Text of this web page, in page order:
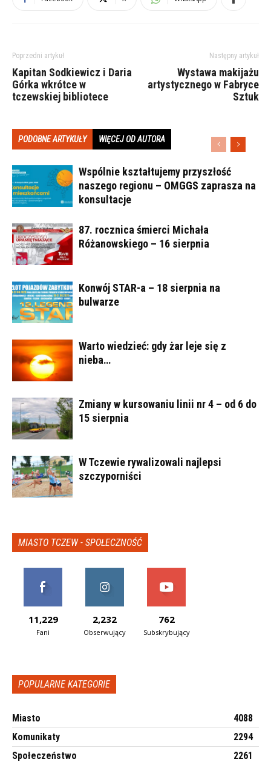
Poprzedni artykuł
Kapitan Sodkiewicz i Daria
Górka wkrótce w
tczewskiej bibliotece
Następny artykuł
Wystawa makijażu
artystycznego w Fabryce
Sztuk
PODOBNE ARTYKUŁY WIĘCEJ OD AUTORA
Wspólnie kształtujemy przyszłość
naszego regionu – OMGGS zaprasza na
konsultacje
87. rocznica śmierci Michała
Różanowskiego – 16 sierpnia
Konwój STAR-a – 18 sierpnia na
bulwarze
Warto wiedzieć: gdy żar leje się z
nieba…
Zmiany w kursowaniu linii nr 4 – od 6 do
15 sierpnia
W Tczewie rywalizowali najlepsi
szczyporniści
MIASTO TCZEW - SPOŁECZNOŚĆ
11,229
Fani
2,232
Obserwujący
762
Subskrybujący
POPULARNE KATEGORIE
Miasto
4088
Komunikaty
2294
Społeczeństwo
2261